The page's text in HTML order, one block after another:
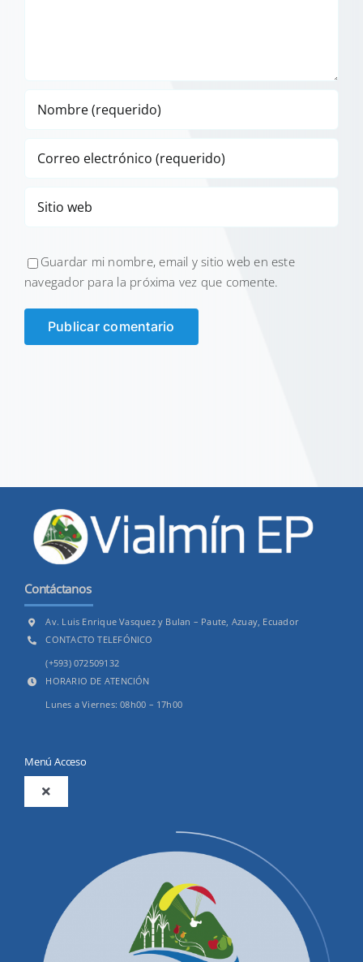
Guardar mi nombre, email y sitio web en este
navegador para la próxima vez que comente.
Contáctanos
Av. Luis Enrique Vasquez y Bulan – Paute, Azuay, Ecuador
CONTACTO TELEFÓNICO
(+593) 072509132
HORARIO DE ATENCIÓN
Lunes a Viernes: 08h00 – 17h00
Menú Acceso
Toggle
Productos y Servicios
Convocatorias Precalificación